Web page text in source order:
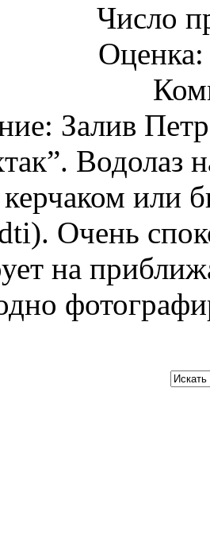
Число
Залив
Водолаз
или
Очень
на